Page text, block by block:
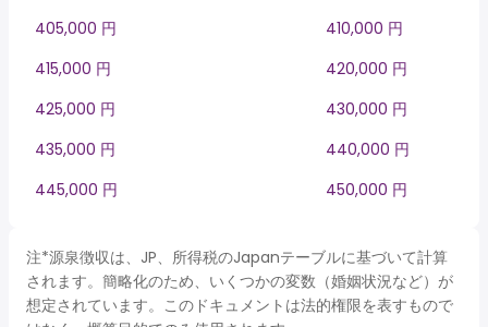
405,000 円
410,000 円
415,000 円
420,000 円
425,000 円
430,000 円
435,000 円
440,000 円
445,000 円
450,000 円
注*源泉徴収は、JP、所得税のJapanテーブルに基づいて計算
されます。簡略化のため、いくつかの変数（婚姻状況など）が
想定されています。このドキュメントは法的権限を表すもので